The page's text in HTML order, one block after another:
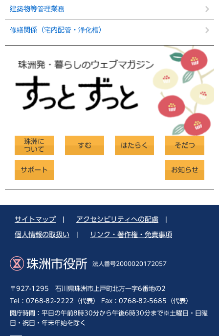
建築物等管理業務
修繕関係（宅内配管・浄化槽）
珠洲に
ついて
すむ はたらく そだつ
サポート お知らせ
サイトマップ アクセシビリティへの配慮
個人情報の取扱い リンク・著作権・免責事項
珠洲市役所 法人番号2000020172057
〒927-1295 石川県珠洲市上戸町北方一字6番地の2
Tel：0768-82-2222（代表） Fax：0768-82-5685（代表）
開庁時間：平日の午前8時30分から午後6時30分まで※土曜日・日曜
日・祝日・年末年始を除く